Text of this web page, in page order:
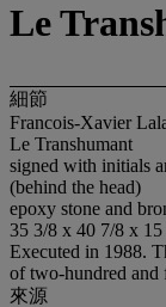
Le
細節
Francois-Xavier
Le Transhumant
signed with initials
(behind the head)
epoxy stone and
35 3/8 x 40 7/8 x
Executed in 1988.
of two-hundred and
來源